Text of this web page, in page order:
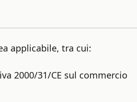
applicabile, tra cui:
2000/31/CE sul commercio